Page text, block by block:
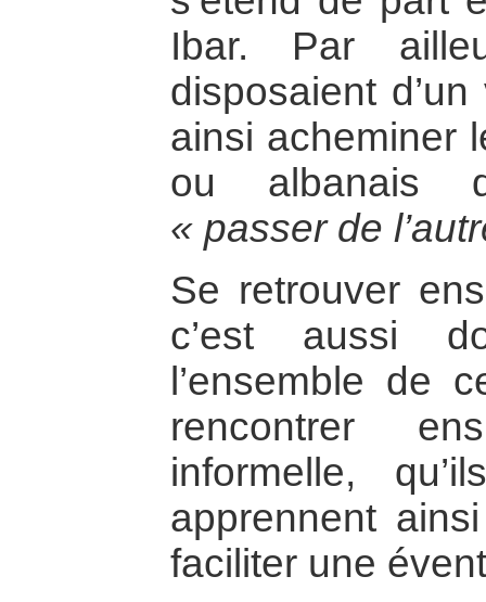
Ibar. Par
disposaient
ainsi acheminer
ou albanais
« passer de
Se retrouver
c’est aussi
l’ensemble de
rencontrer
informelle,
apprennent
faciliter une